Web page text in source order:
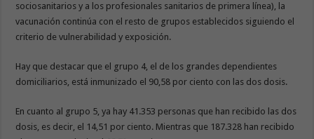
sociosanitarios y a los profesionales sanitarios de primera línea), la
vacunación continúa con el resto de grupos establecidos siguiendo el
criterio de vulnerabilidad y exposición.
Hay que destacar que el grupo 4, el de los grandes dependientes
domiciliarios, está inmunizado el 90,58 por ciento con las dos dosis.
En cuanto al grupo 5, ya hay 41.353 personas que han recibido las dos
dosis, es decir, el 14,51 por ciento. Mientras que 187.328 han recibido